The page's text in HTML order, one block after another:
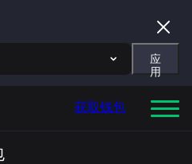
应
用
获取钱包